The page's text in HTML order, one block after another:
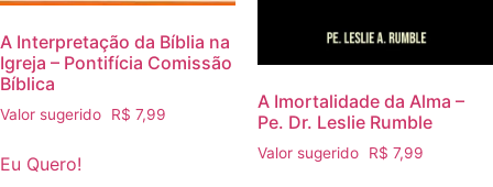
A Interpretação da Bíblia na
Igreja – Pontifícia Comissão
Bíblica
Valor sugerido R$ 7,99
Eu Quero!
A Imortalidade da Alma –
Pe. Dr. Leslie Rumble
Valor sugerido R$ 7,99